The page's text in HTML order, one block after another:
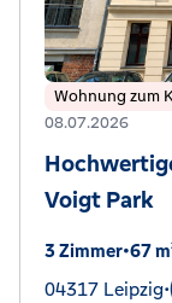
Wohnung zum
08.07.2026
Voigt Park
3 Zimmer•67
04317 Leipzig•